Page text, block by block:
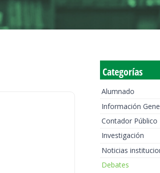
Categorías
Alumnado
Información
Contador Público
Investigación
Noticias
Debates